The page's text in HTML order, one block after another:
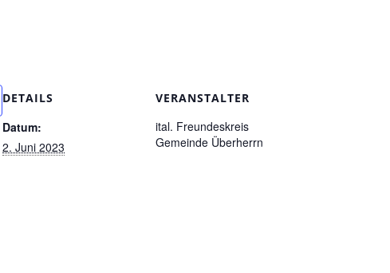
DETAILS
Datum:
2. Juni 2023
VERANSTALTER
ital. Freundeskreis
Gemeinde Überherrn